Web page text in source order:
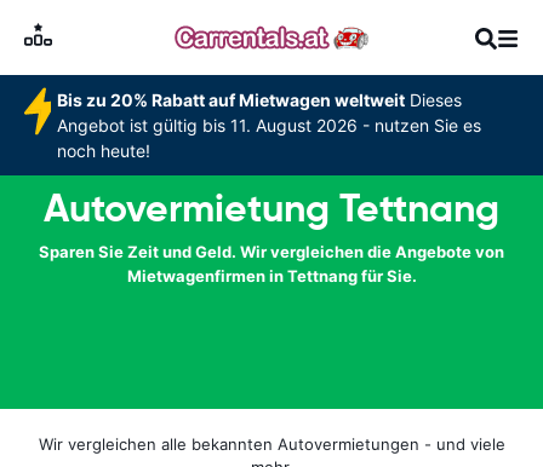
Bis zu 20% Rabatt auf Mietwagen weltweitDieses
Angebot ist gültig bis 11. August 2026 - nutzen Sie es
noch heute!
Autovermietung Tettnang
Sparen Sie Zeit und Geld. Wir vergleichen die Angebote von
Mietwagenfirmen in Tettnang für Sie.
Wir vergleichen alle bekannten Autovermietungen - und viele